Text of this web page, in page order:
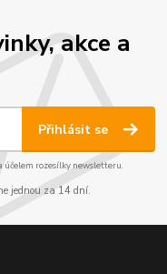
akce a
Přihlásit se
účelem rozesílky newsletteru.
jednou za 14 dní.